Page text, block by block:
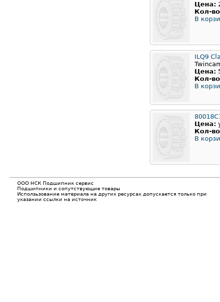
Цена:
Кол-
В
ILQ9
Цена:
Кол-
В
Цена:
Кол-
В
ООО НСК Подшипник сервис
Подшипники и сопутствующие товары
Исползьзование материала на других ресурсах допускается только при
указании ссылки на источник